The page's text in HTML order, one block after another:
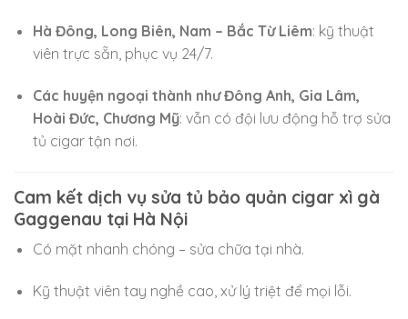
Hà Đông, Long Biên, Nam – Bắc Từ Liêm: kỹ thuật
viên trực sẵn, phục vụ 24/7.
Các huyện ngoại thành như Đông Anh, Gia Lâm,
Hoài Đức, Chương Mỹ: vẫn có đội lưu động hỗ trợ sửa
tủ cigar tận nơi.
Cam kết dịch vụ sửa tủ bảo quản cigar xì gà
Gaggenau tại Hà Nội
Có mặt nhanh chóng – sửa chữa tại nhà.
Kỹ thuật viên tay nghề cao, xử lý triệt để mọi lỗi.